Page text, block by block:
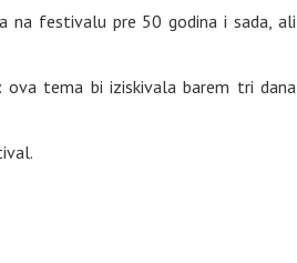
na festivalu pre 50 godina i sada, ali
tema bi iziskivala barem tri dana